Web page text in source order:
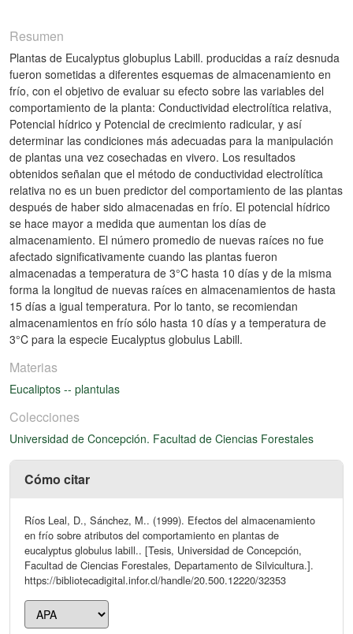
Resumen
Plantas de Eucalyptus globuplus Labill. producidas a raíz desnuda
fueron sometidas a diferentes esquemas de almacenamiento en
frío, con el objetivo de evaluar su efecto sobre las variables del
comportamiento de la planta: Conductividad electrolítica relativa,
Potencial hídrico y Potencial de crecimiento radicular, y así
determinar las condiciones más adecuadas para la manipulación
de plantas una vez cosechadas en vivero. Los resultados
obtenidos señalan que el método de conductividad electrolítica
relativa no es un buen predictor del comportamiento de las plantas
después de haber sido almacenadas en frío. El potencial hídrico
se hace mayor a medida que aumentan los días de
almacenamiento. El número promedio de nuevas raíces no fue
afectado significativamente cuando las plantas fueron
almacenadas a temperatura de 3°C hasta 10 días y de la misma
forma la longitud de nuevas raíces en almacenamientos de hasta
15 días a igual temperatura. Por lo tanto, se recomiendan
almacenamientos en frío sólo hasta 10 días y a temperatura de
3°C para la especie Eucalyptus globulus Labill.
Materias
Eucaliptos -- plantulas
Colecciones
Universidad de Concepción. Facultad de Ciencias Forestales
Cómo citar
Ríos Leal, D., Sánchez, M.. (1999). Efectos del almacenamiento
en frío sobre atributos del comportamiento en plantas de
eucalyptus globulus labill.. [Tesis, Universidad de Concepción,
Facultad de Ciencias Forestales, Departamento de Silvicultura.].
https://bibliotecadigital.infor.cl/handle/20.500.12220/32353